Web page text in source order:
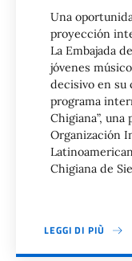
Una
proyección
La Embajada
jóvenes
decisivo en su
programa
Chigiana”,
Organización
Chigiana de
LEGGI DI PIÙ